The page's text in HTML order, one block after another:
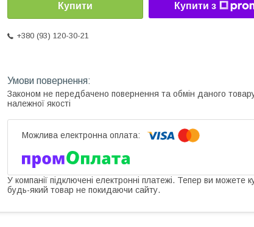
Купити Купити з
+380 (93) 120-30-21
Законом не передбачено повернення та обмін даного
належної якості
У компанії підключені електронні платежі. Тепер ви можете
будь-який товар не покидаючи сайту.